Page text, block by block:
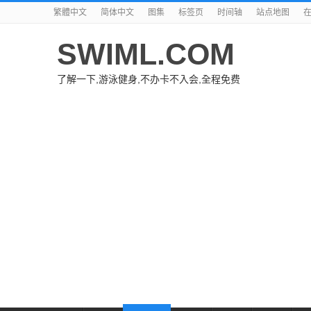
繁體中文 简体中文 图集 标签页 时间轴 站点地图
SWIML.COM
了解一下,游泳健身,不办卡不入会,全程免费